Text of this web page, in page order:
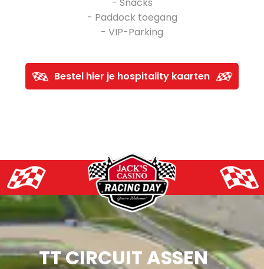
- Snacks
- Paddock toegang
- VIP-Parking
Bestel hier je hospitality kaarten
TT CIRCUIT ASSEN